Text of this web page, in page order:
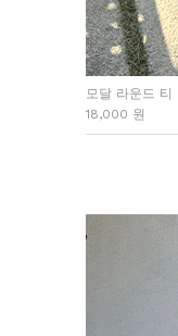
모달 라운드 티
18,000 원